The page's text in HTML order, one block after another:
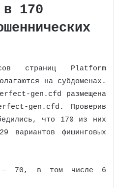
в 170
страниц Platform
на субдоменах.
gen.cfd размещена
gen.cfd. Проверив
что 170 из них
вариантов фишинговых
— 70, в том числе 6